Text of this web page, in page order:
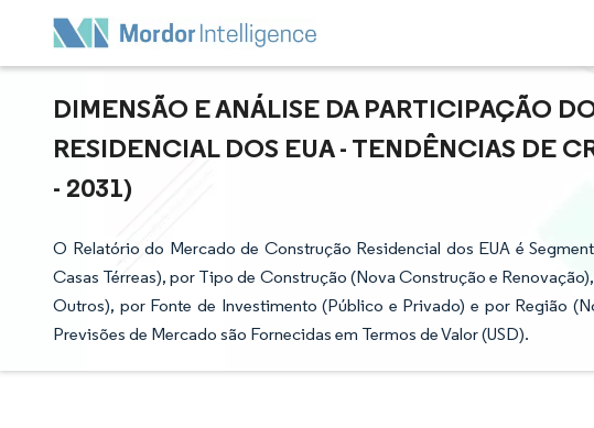
DIMENSÃO E ANÁLISE DA PARTICIPAÇÃO
RESIDENCIAL DOS EUA - TENDÊNCIAS DE
- 2031)
O Relatório do Mercado de Construção Residencial dos EUA é
Casas Térreas), por Tipo de Construção (Nova Construção e
Outros), por Fonte de Investimento (Público e Privado) e por Região
Previsões de Mercado são Fornecidas em Termos de Valor (USD).